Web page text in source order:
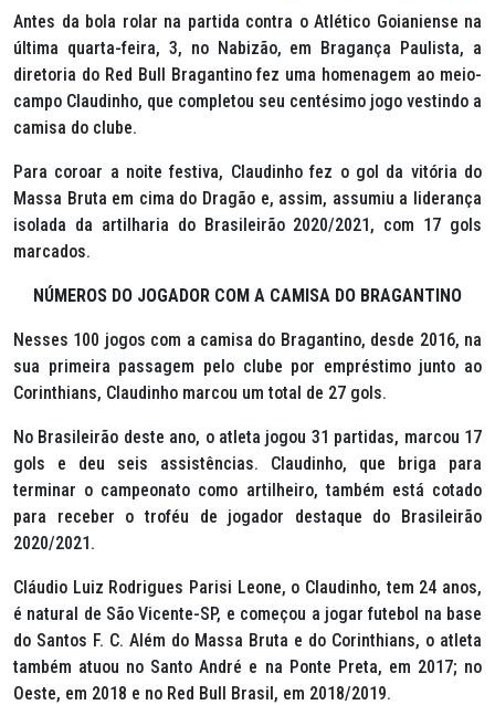
Antes da bola rolar na partida contra o Atlético Goianiense na
última quarta-feira, 3, no Nabizão, em Bragança Paulista, a
diretoria do Red Bull Bragantino fez uma homenagem ao meio-
campo Claudinho, que completou seu centésimo jogo vestindo a
camisa do clube.
Para coroar a noite festiva, Claudinho fez o gol da vitória do
Massa Bruta em cima do Dragão e, assim, assumiu a liderança
isolada da artilharia do Brasileirão 2020/2021, com 17 gols
marcados.
NÚMEROS DO JOGADOR COM A CAMISA DO BRAGANTINO
Nesses 100 jogos com a camisa do Bragantino, desde 2016, na
sua primeira passagem pelo clube por empréstimo junto ao
Corinthians, Claudinho marcou um total de 27 gols.
No Brasileirão deste ano, o atleta jogou 31 partidas, marcou 17
gols e deu seis assistências. Claudinho, que briga para
terminar o campeonato como artilheiro, também está cotado
para receber o troféu de jogador destaque do Brasileirão
2020/2021.
Cláudio Luiz Rodrigues Parisi Leone, o Claudinho, tem 24 anos,
é natural de São Vicente-SP, e começou a jogar futebol na base
do Santos F. C. Além do Massa Bruta e do Corinthians, o atleta
também atuou no Santo André e na Ponte Preta, em 2017; no
Oeste, em 2018 e no Red Bull Brasil, em 2018/2019.